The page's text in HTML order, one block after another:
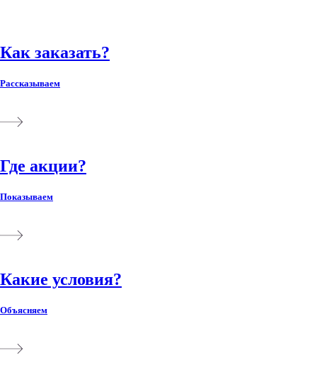
Как заказать?
Рассказываем
Где акции?
Показываем
Какие условия?
Объясняем